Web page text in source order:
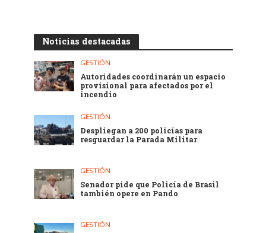
Noticias destacadas
GESTIÓN
Autoridades coordinarán un espacio
provisional para afectados por el
incendio
GESTIÓN
Despliegan a 200 policías para
resguardar la Parada Militar
GESTIÓN
Senador pide que Policía de Brasil
también opere en Pando
GESTIÓN